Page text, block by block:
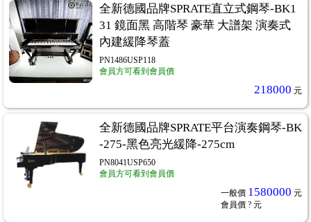
全新德國品牌SPRATE直立式鋼琴-BK1
31 鏡面黑 高階琴 豪華 大譜架 演奏式
內建緩降琴蓋
PN1486USP118
會員方可看到會員價
218000 元
全新德國品牌SPRATE平台演奏鋼琴-BK
-275-黑色亮光緩降-275cm
PN8041USP650
會員方可看到會員價
一般價 1580000 元
會員價 ? 元